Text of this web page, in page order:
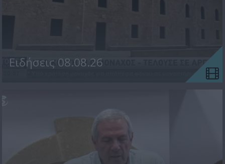
Ειδήσεις 08.08.26